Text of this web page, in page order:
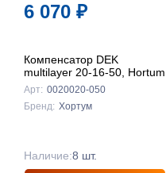
6 070 ₽
Компенсатор DEK
multilayer 20-16-50, Hortum
Арт: 0020020-050
Бренд: Хортум
Наличие:8 шт.